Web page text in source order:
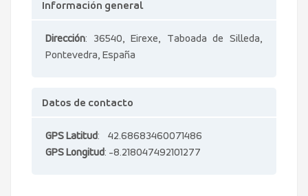
Información general
Dirección: 36540, Eirexe, Taboada de Silleda,
Pontevedra, España
Datos de contacto
GPS Latitud: 42.68683460071486
GPS Longitud: -8.218047492101277